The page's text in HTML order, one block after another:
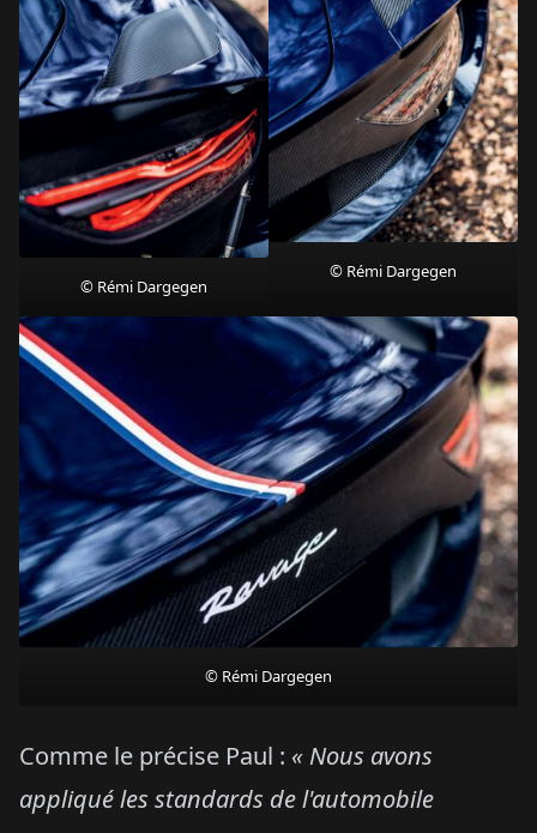
© Rémi Dargegen
© Rémi Dargegen
© Rémi Dargegen
Comme le précise Paul : « Nous avons
appliqué les standards de l'automobile